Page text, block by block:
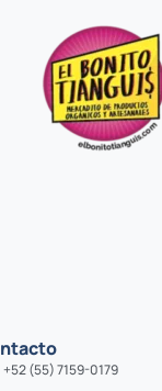
+52 (55) 7159-0179